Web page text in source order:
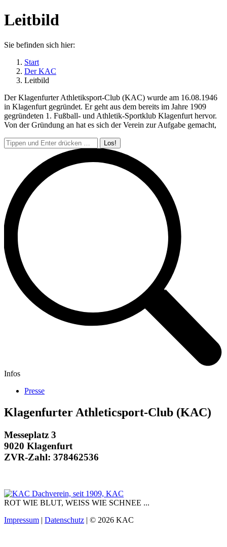
Leitbild
Sie befinden sich hier:
Start
Der KAC
Leitbild
Der Klagenfurter Athletiksport-Club (KAC) wurde am 16.08.1946
in Klagenfurt gegründet. Er geht aus dem bereits im Jahre 1909
gegründeten 1. Fußball- und Athletik-Sportklub Klagenfurt hervor.
Von der Gründung an hat es sich der Verein zur Aufgabe gemacht,
Search:
Infos
Presse
Klagenfurter Athleticsport-Club (KAC)
Messeplatz 3
9020 Klagenfurt
ZVR-Zahl: 378462536
ROT WIE BLUT, WEISS WIE SCHNEE ...
Impressum | Datenschutz | © 2026 KAC